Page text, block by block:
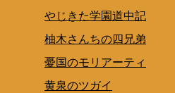
やじきた学園道中記
柚木さんちの四兄弟
憂国のモリアーティ
黄泉のツガイ